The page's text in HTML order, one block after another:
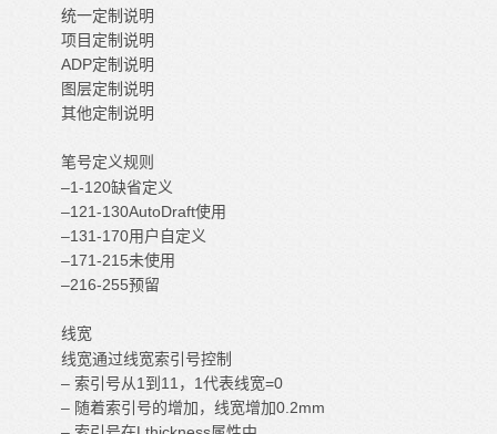
统一定制说明
项目定制说明
ADP定制说明
图层定制说明
其他定制说明
笔号定义规则
–1-120缺省定义
–121-130AutoDraft使用
–131-170用户自定义
–171-215未使用
–216-255预留
线宽
线宽通过线宽索引号控制
– 索引号从1到11，1代表线宽=0
– 随着索引号的增加，线宽增加0.2mm